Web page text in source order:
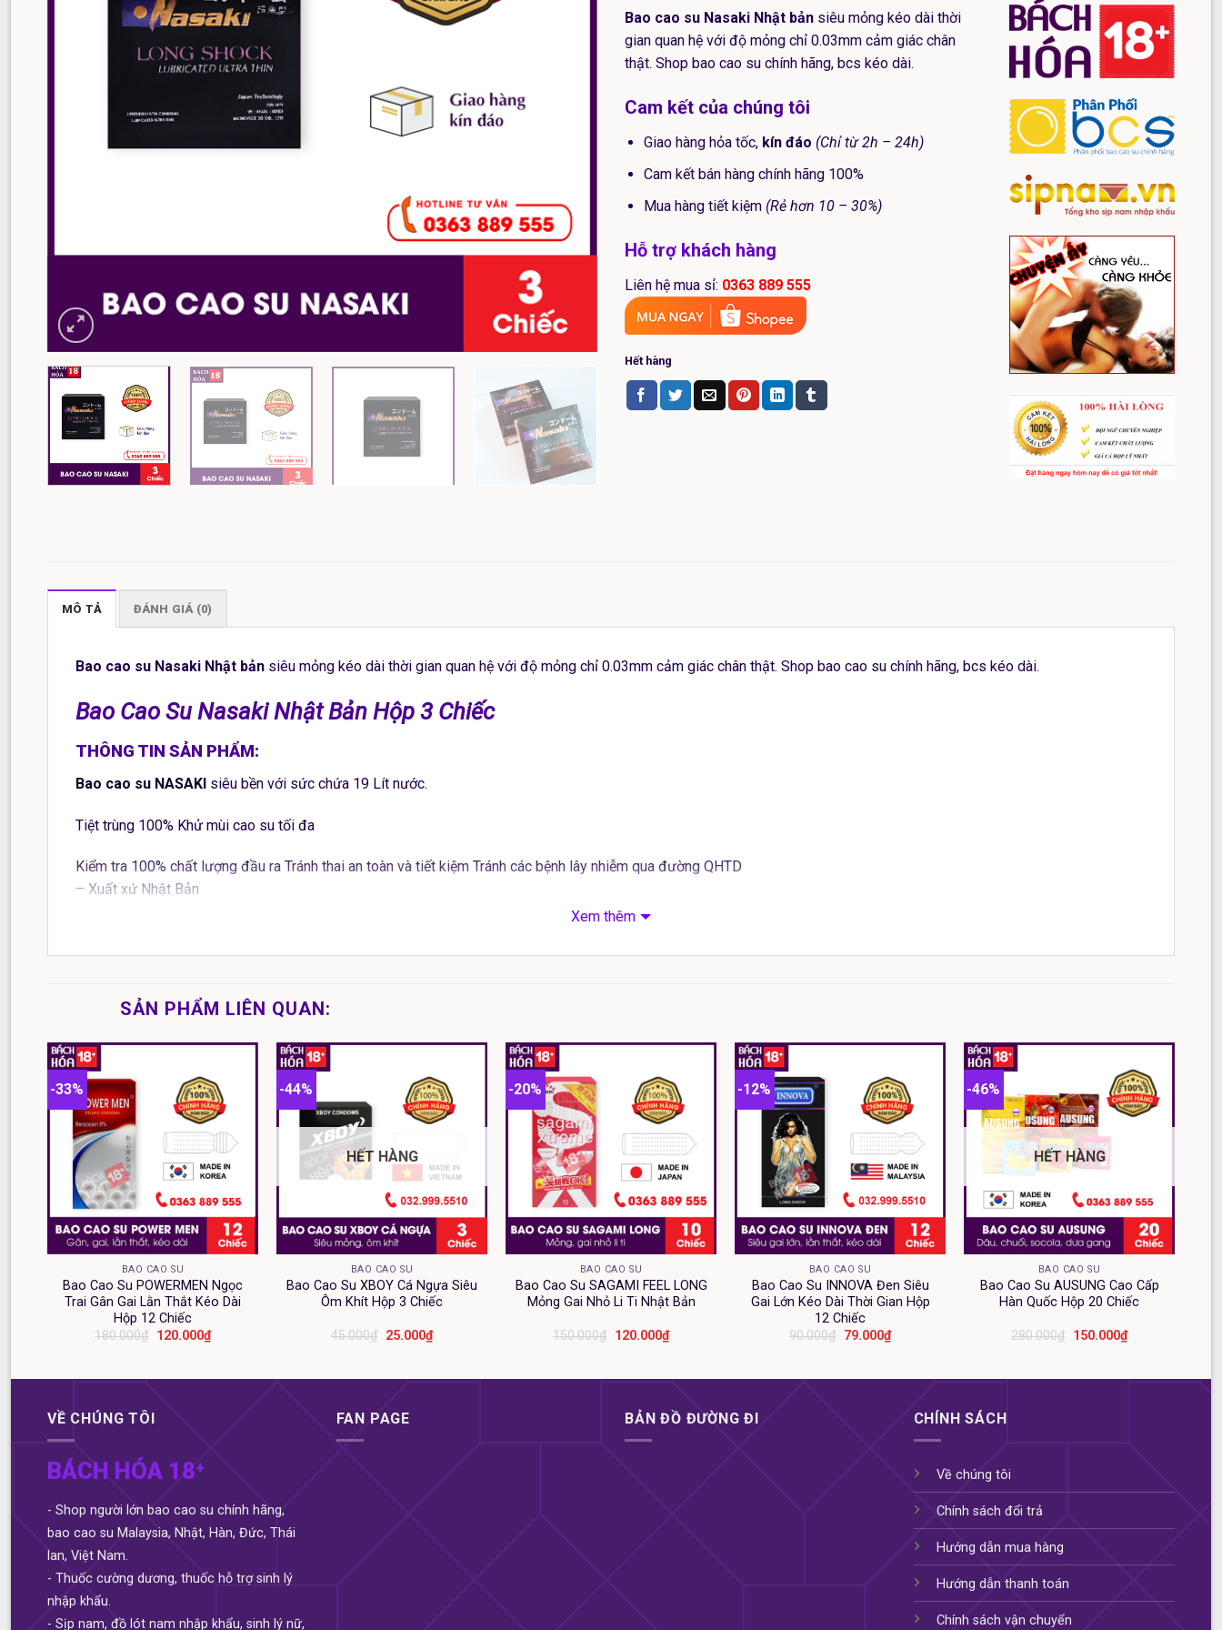
Bao cao su Nasaki Nhật bản siêu mỏng kéo dài thời
gian quan hệ với độ mỏng chỉ 0.03mm cảm giác chân
thật. Shop bao cao su chính hãng, bcs kéo dài.
Cam kết của chúng tôi
Giao hàng hỏa tốc, kín đáo (Chỉ từ 2h – 24h)
Cam kết bán hàng chính hãng 100%
Mua hàng tiết kiệm (Rẻ hơn 10 – 30%)
Hỗ trợ khách hàng
Liên hệ mua sỉ: 0363 889 555
Hết hàng
MÔ TẢ ĐÁNH GIÁ (0)
Bao cao su Nasaki Nhật bản siêu mỏng kéo dài thời gian quan hệ với độ mỏng chỉ 0.03mm cảm giác chân thật. Shop bao cao su chính hãng, bcs kéo dài.
Bao Cao Su Nasaki Nhật Bản Hộp 3 Chiếc
THÔNG TIN SẢN PHẨM:
Bao cao su NASAKI siêu bền với sức chứa 19 Lít nước.
Tiệt trùng 100% Khử mùi cao su tối đa
Kiểm tra 100% chất lượng đầu ra Tránh thai an toàn và tiết kiệm Tránh các bệnh lây nhiễm qua đường QHTD
– Xuất xứ Nhật Bản
– Thành phần 100 mủ cao su tự nhiên Bảo quản Bảo quản nơi khô mát tránh ánh nắng trực tiếp Không để trong cốp xe.
Bao cao su NASAKI Long Shock là sản phẩm bao cao su
ông mắc chứng xuất tinh sớm yêu lâu hơn bởi chứa chất benzocaine . NASAKI Long Shock là sản phẩm có thiết kế siêu mỏng cho cảm giác yêu chân thực hơn.
Bao cao su siêu mỏng Bao cao su NASAKI
Long Shock đến từ Nhật Bản được thiết kế mỏng hơn 40% so với các loại bao thông thường, với kích thước được thiết kế
riêng cho người Việt nam. Bởi có thiết kế mỏng tang nên sản phẩm tạo cho người mặc không chỉ hình dáng quyến rũ với form chuẩn, mà còn truyền nhiệt tốt, giữ trọn vẹn hơi
ấm từ bạn tình, đem lại sự thoải mái, ôm sát như không mặc áo mưa cho bạn nam.
Xem thêm
SẢN PHẨM LIÊN QUAN:
-33%
+
BAO CAO SU
Bao Cao Su POWERMEN Ngọc
Trai Gân Gai Lằn Thắt Kéo Dài
Hộp 12 Chiếc
180.000₫ Giá
120.000₫Giá
hiện
-44%
+
HẾT HÀNG
BAO CAO SU
Bao Cao Su XBOY Cá Ngựa Siêu
Ôm Khít Hộp 3 Chiếc
45.000₫ Giá
25.000₫Giá
hiện
-20%
+
BAO CAO SU
Bao Cao Su SAGAMI FEEL LONG
Mỏng Gai Nhỏ Li Ti Nhật Bản
150.000₫ Giá
120.000₫Giá
hiện
-12%
+
BAO CAO SU
Bao Cao Su INNOVA Đen Siêu
Gai Lớn Kéo Dài Thời Gian Hộp
12 Chiếc
90.000₫ Giá
79.000₫Giá
hiện
-46%
+
HẾT HÀNG
BAO CAO SU
Bao Cao Su AUSUNG Cao Cấp
Hàn Quốc Hộp 20 Chiếc
280.000₫ Giá
150.000₫Giá
hiện
VỀ CHÚNG TÔI
BÁCH HÓA 18⁺
- Shop người lớn bao cao su chính hãng,
bao cao su Malaysia, Nhật, Hàn, Đức, Thái
lan, Việt Nam.
- Thuốc cường dương, thuốc hỗ trợ sinh lý
nhập khẩu.
- Sịp nam, đồ lót nam nhập khẩu, sinh lý nữ,
FAN PAGE BẢN ĐỒ ĐƯỜNG ĐI CHÍNH SÁCH
Về chúng tôi
Chính sách đổi trả
Hướng dẫn mua hàng
Hướng dẫn thanh toán
Chính sách vận chuyển